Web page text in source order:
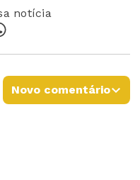
notícia
Novo comentário